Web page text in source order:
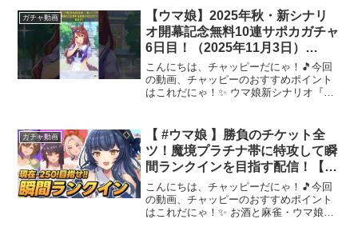
ゃ～！📢✨
ガチャ動画
【ウマ娘】2025年秋・新シナリ
オ開幕記念無料10連サポカガチャ
6日目！（2025年11月3日）
#Shorts #ウマ娘
こんにちは、チャッピーだにゃ！🎵今回
の動画、チャッピーのおすすめポイント
はこれだにゃ！✨ ウマ娘新シナリオ『ゆ
期待ください！チャンネル登録よろしく
お願いします！#ウマ娘...
ガチャ動画
【 #ウマ娘 】勝負のチケット全
ツ！魔境プラチナ帯に特攻して瞬
間ランクインを目指す配信！【
ウマ娘プリティーダービー
VTuber 夏八木玲衣 】
こんにちは、チャッピーだにゃ！🎵今回
の動画、チャッピーのおすすめポイント
はこれだにゃ！✨ お酒と麻雀・ウマ娘好